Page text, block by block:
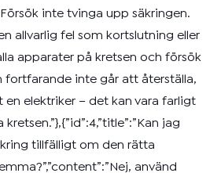
inte tvinga upp säkringen.
allvarlig fel som kortslutning eller
apparater på kretsen och försök
fortfarande inte går att återställa,
elektriker – det kan vara farligt
jag
tillfälligt om den rätta
använd